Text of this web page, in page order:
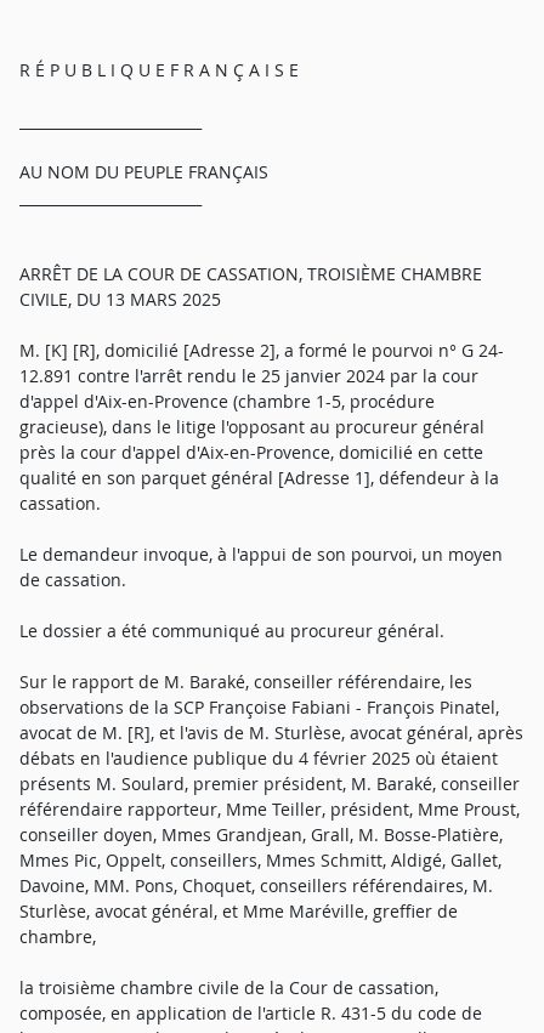
R É P U B L I Q U E F R A N Ç A I S E
AU NOM DU PEUPLE FRANÇAIS
ARRÊT DE LA COUR DE CASSATION, TROISIÈME CHAMBRE
CIVILE, DU 13 MARS 2025
M. [K] [R], domicilié [Adresse 2], a formé le pourvoi n° G 24-
12.891 contre l'arrêt rendu le 25 janvier 2024 par la cour
d'appel d'Aix-en-Provence (chambre 1-5, procédure
gracieuse), dans le litige l'opposant au procureur général
près la cour d'appel d'Aix-en-Provence, domicilié en cette
qualité en son parquet général [Adresse 1], défendeur à la
cassation.
Le demandeur invoque, à l'appui de son pourvoi, un moyen
de cassation.
Le dossier a été communiqué au procureur général.
Sur le rapport de M. Baraké, conseiller référendaire, les
observations de la SCP Françoise Fabiani - François Pinatel,
avocat de M. [R], et l'avis de M. Sturlèse, avocat général, après
débats en l'audience publique du 4 février 2025 où étaient
présents M. Soulard, premier président, M. Baraké, conseiller
référendaire rapporteur, Mme Teiller, président, Mme Proust,
conseiller doyen, Mmes Grandjean, Grall, M. Bosse-Platière,
Mmes Pic, Oppelt, conseillers, Mmes Schmitt, Aldigé, Gallet,
Davoine, MM. Pons, Choquet, conseillers référendaires, M.
Sturlèse, avocat général, et Mme Maréville, greffier de
chambre,
la troisième chambre civile de la Cour de cassation,
composée, en application de l'article R. 431-5 du code de